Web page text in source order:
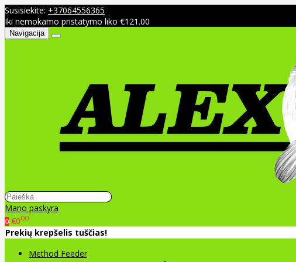
Susisiekite: +37064556365
Iki nemokamo pristatymo liko €121.00
Navigacija
Mano paskyra
0 €000
Prekių krepšelis tuščias!
Method Feeder